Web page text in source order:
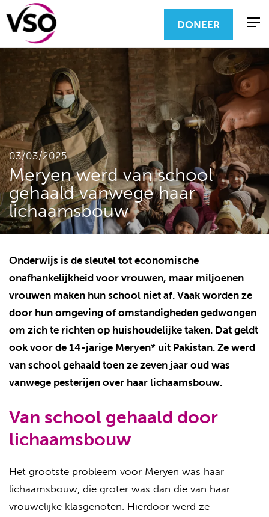
DONEER
03/03/2025
Meryen werd van school
gehaald vanwege haar
lichaamsbouw
Onderwijs is de sleutel tot economische
onafhankelijkheid voor vrouwen, maar miljoenen
vrouwen maken hun school niet af. Vaak worden ze
door hun omgeving of omstandigheden gedwongen
om zich te richten op huishoudelijke taken. Dat geldt
ook voor de 14-jarige Meryen* uit Pakistan. Ze werd
van school gehaald toen ze zeven jaar oud was
vanwege pesterijen over haar lichaamsbouw.
Van school gehaald door
lichaamsbouw
Het grootste probleem voor Meryen was haar
lichaamsbouw, die groter was dan die van haar
vrouwelijke klasgenoten. Hierdoor werd ze